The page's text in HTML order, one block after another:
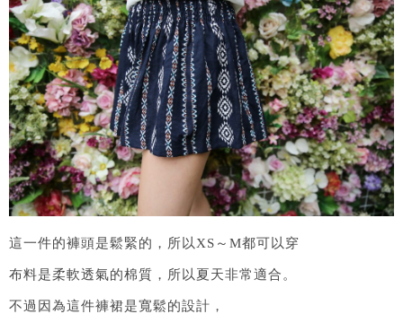
這一件的褲頭是鬆緊的，所以XS～M都可以穿
布料是柔軟透氣的棉質，所以夏天非常適合。
不過因為這件褲裙是寬鬆的設計，